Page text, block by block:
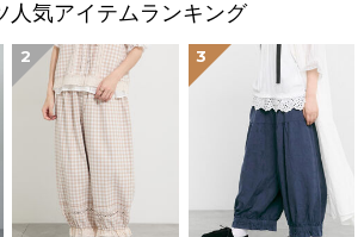
人気アイテムランキング
2 3